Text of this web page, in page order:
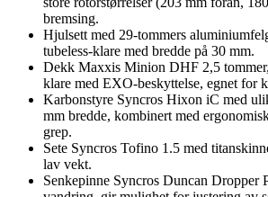
bremsing.
Hjulsett med 29-tommers
tubeless-klare med bredde på 30 mm.
Dekk Maxxis Minion DHF 2,5
klare med EXO-beskyttelse, egnet for
Karbonstyre Syncros Hixon iC med
mm bredde, kombinert med
grep.
Sete Syncros Tofino 1.5 med
lav vekt.
Senkepinne Syncros Duncan Dropper